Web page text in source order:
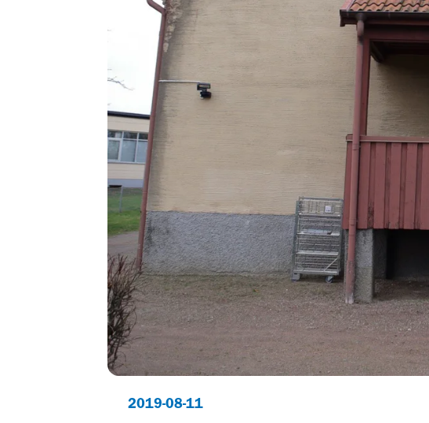
2019-08-11